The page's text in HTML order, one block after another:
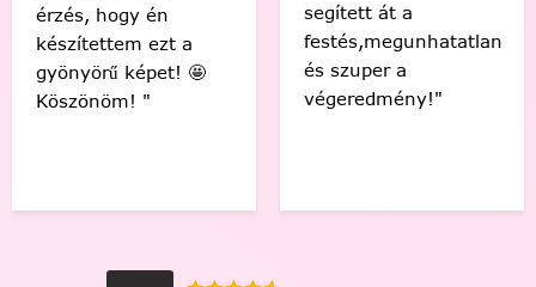
én
ezt a
képet! 🤩
festés,megunhatatlan
és szuper a
végeredmény!"
képet.